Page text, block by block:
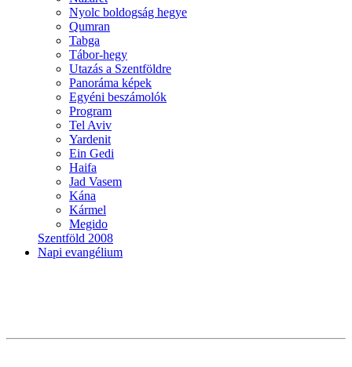
Nyolc boldogság hegye
Qumran
Tabga
Tábor-hegy
Utazás a Szentföldre
Panoráma képek
Egyéni beszámolók
Program
Tel Aviv
Yardenit
Ein Gedi
Haifa
Jad Vasem
Kána
Kármel
Megido
Szentföld 2008
Napi evangélium